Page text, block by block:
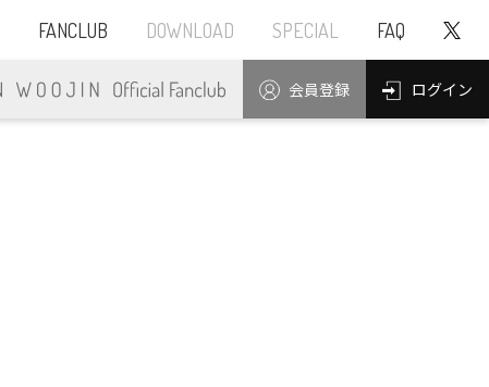
FANCLUB DOWNLOAD SPECIAL FAQ
会員登録 ログイン